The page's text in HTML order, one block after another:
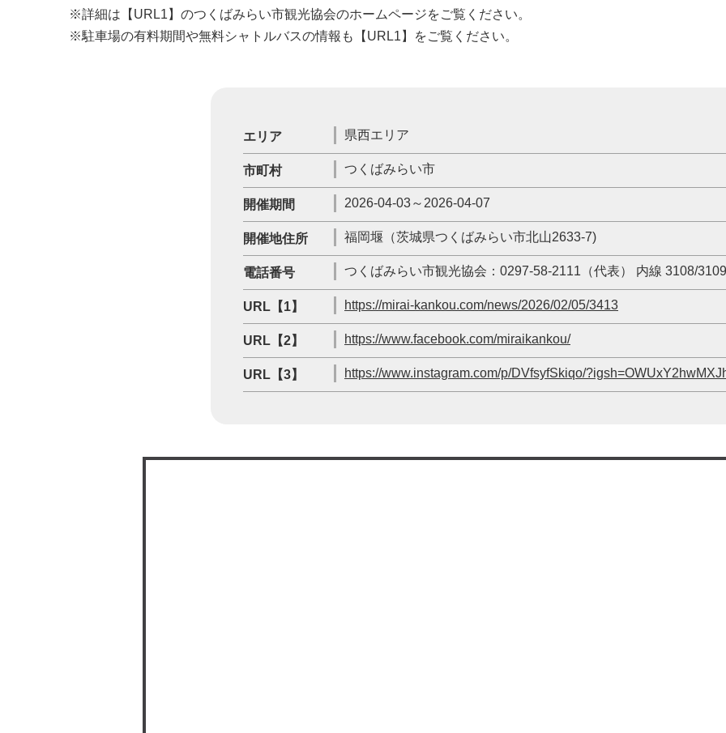
※詳細は【URL1】のつくばみらい市観光協会のホームページをご覧ください。
※駐車場の有料期間や無料シャトルバスの情報も【URL1】をご覧ください。
エリア 県西エリア
市町村 つくばみらい市
開催期間 2026-04-03～2026-04-07
開催地住所 福岡堰（茨城県つくばみらい市北山2633-7)
電話番号 つくばみらい市観光協会：0297-58-2111（代表） 内線 3108/3109
URL【1】 https://mirai-kankou.com/news/2026/02/05/3413
URL【2】 https://www.facebook.com/miraikankou/
URL【3】 https://www.instagram.com/p/DVfsyfSkiqo/